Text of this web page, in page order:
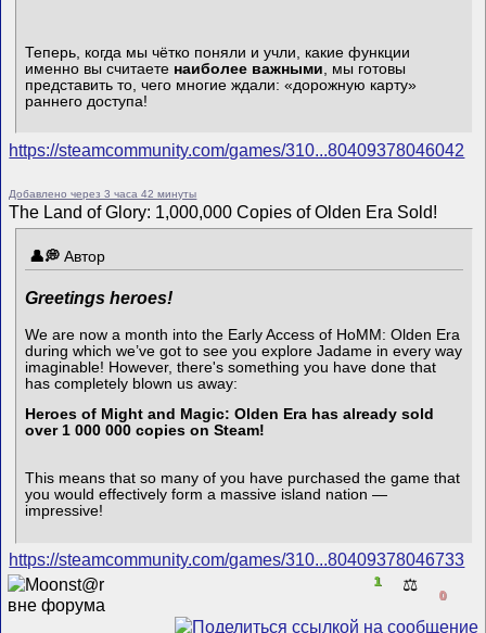
Теперь, когда мы чётко поняли и учли, какие функции
именно вы считаете наиболее важными , мы готовы
представить то, чего многие ждали: «дорожную карту»
раннего доступа!
https://steamcommunity.com/games/310...80409378046042
Добавлено через 3 часа 42 минуты
The Land of Glory: 1,000,000 Copies of Olden Era Sold!
Автор
Greetings heroes!
We are now a month into the Early Access of HoMM: Olden Era
during which we’ve got to see you explore Jadame in every way
imaginable! However, there's something you have done that
has completely blown us away:
Heroes of Might and Magic: Olden Era has already sold
over 1 000 000 copies on Steam!
This means that so many of you have purchased the game that
you would effectively form a massive island nation —
impressive!
https://steamcommunity.com/games/310...80409378046733
1 ⚖️
0